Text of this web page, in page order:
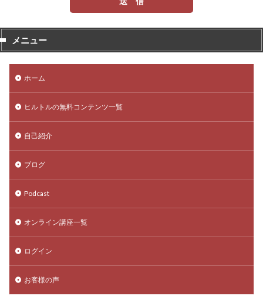
メニュー
ホーム
ヒルトルの無料コンテンツ一覧
自己紹介
ブログ
Podcast
オンライン講座一覧
ログイン
お客様の声